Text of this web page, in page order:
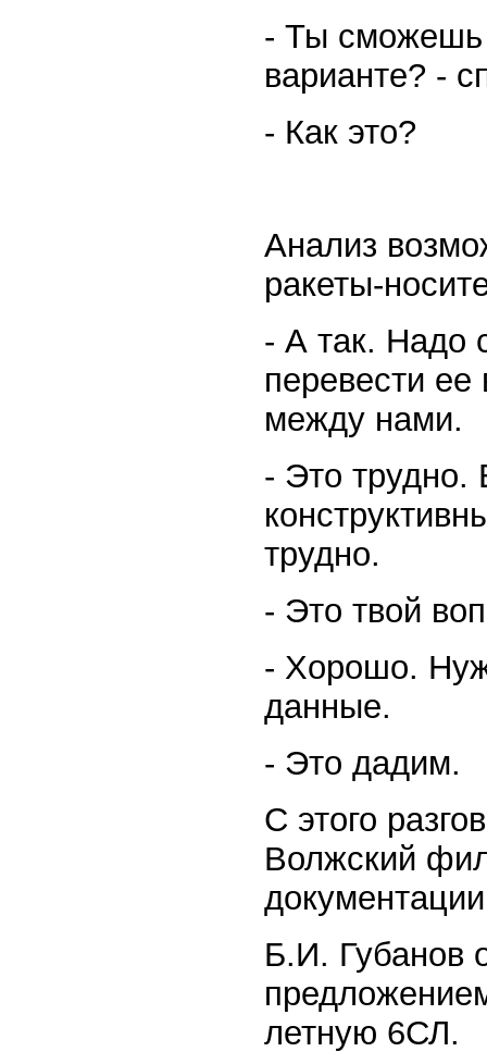
- Ты сможешь
варианте? -
- Как это?
Анализ
ракеты-
- А так. Надо
перевести
между нами.
- Это трудно.
трудно.
- Это твой
- Хорошо.
данные.
- Это дадим.
С этого
Волжский
Б.И. Губанов
летную 6СЛ.